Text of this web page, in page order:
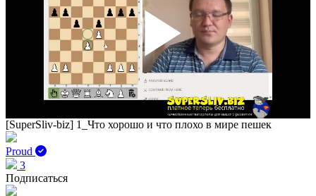
Play
[SuperSliv-biz] 1_Что хорошо и что плохо в мире пешек
Proud
3
Подписаться